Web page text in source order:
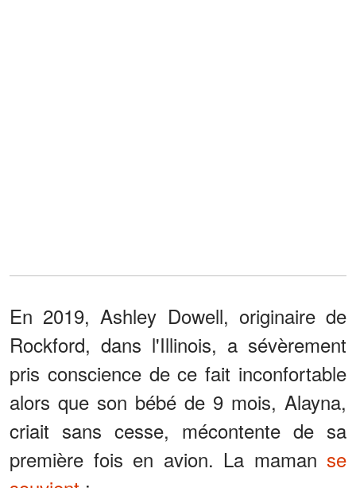
En 2019, Ashley Dowell, originaire de
Rockford, dans l'Illinois, a sévèrement
pris conscience de ce fait inconfortable
alors que son bébé de 9 mois, Alayna,
criait sans cesse, mécontente de sa
première fois en avion. La maman se